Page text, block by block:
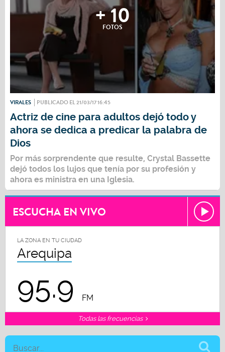
+ 10
FOTOS
VIRALES PUBLICADO EL 21/03/17 16:45
Actriz de cine para adultos dejó todo y
ahora se dedica a predicar la palabra de
Dios
Por más sorprendente que resulte, Crystal Bassette
dejó todos los lujos que tenía por su profesión y
ahora es ministra en una Iglesia.
ESCUCHA EN VIVO
LA ZONA EN TU CIUDAD
Arequipa
95.9 FM
Todas las frecuencias